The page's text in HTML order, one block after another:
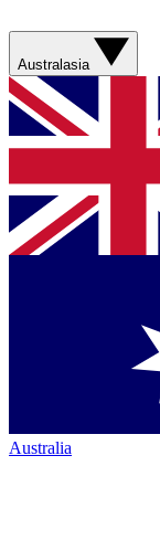
Australasia
Australia